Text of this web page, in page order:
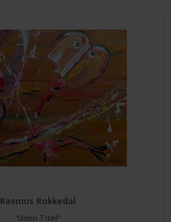
Rasmus Rokkedal
"Uden Titel"